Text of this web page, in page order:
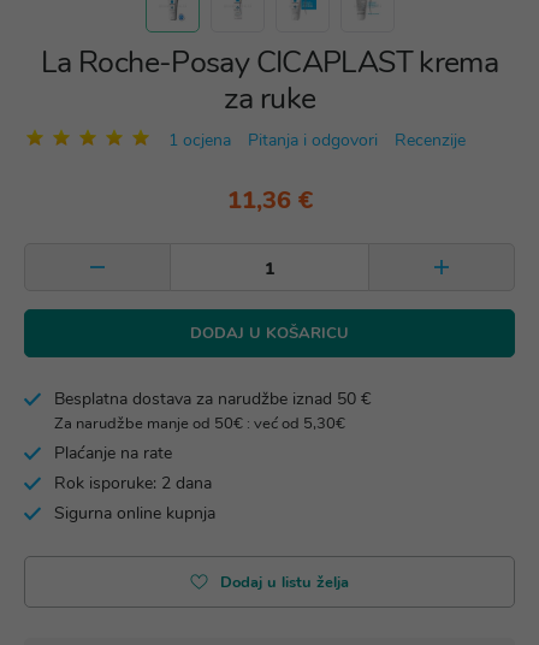
La Roche-Posay CICAPLAST krema
za ruke
1 ocjena Pitanja i odgovori Recenzije
11,36 €
DODAJ U KOŠARICU
Besplatna dostava za narudžbe iznad 50 €
Za narudžbe manje od 50€ : već od 5,30€
Plaćanje na rate
Rok isporuke: 2 dana
Sigurna online kupnja
Dodaj u listu želja